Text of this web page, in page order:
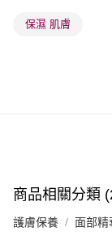
取。逾期會取消訂
保濕 肌膚
商品相關分類
護膚保養 面部精